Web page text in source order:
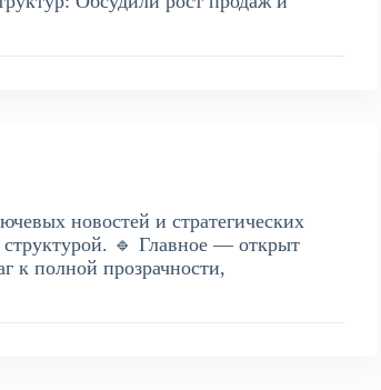
новостей и стратегических
🔹 Главное — открыт
к полной прозрачности,